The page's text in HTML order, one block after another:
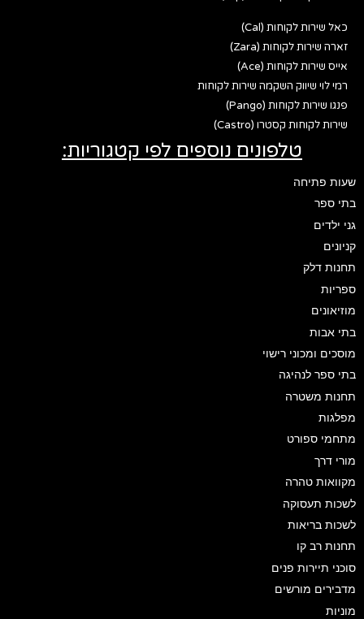
כאל שירות לקוחות (Cal)
זארה שירות לקוחות (Zara)
אייס שירות לקוחות (Ace)
רמי לוי שיווק השקמה שירות לקוחות
פנגו שירות לקוחות (Pango)
שירות לקוחות קסטרו (Castro)
טלפונים נוספים לפי קטגוריות:
שעות פתיחה
בתי ספר
גני ילדים
קניונים
תחנות דלק
ספריות
מוזיאונים
בתי אבות
מוסכים ומכוני רישוי
בתי ספר לנהיגה
תחנות משטרה
מפלגות
מתחמי ספורט
מורי דרך
מקוואות טהרה
לשכות תעסוקה
לשכות בריאות
תחנות רב קו
סוכני תיירות פנים
מדבירים מורשים
מוניות